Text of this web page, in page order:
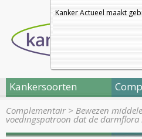
Kanker Actueel maakt
Kankersoorten
Complementair> Bewezen
voedingspatroon dat de